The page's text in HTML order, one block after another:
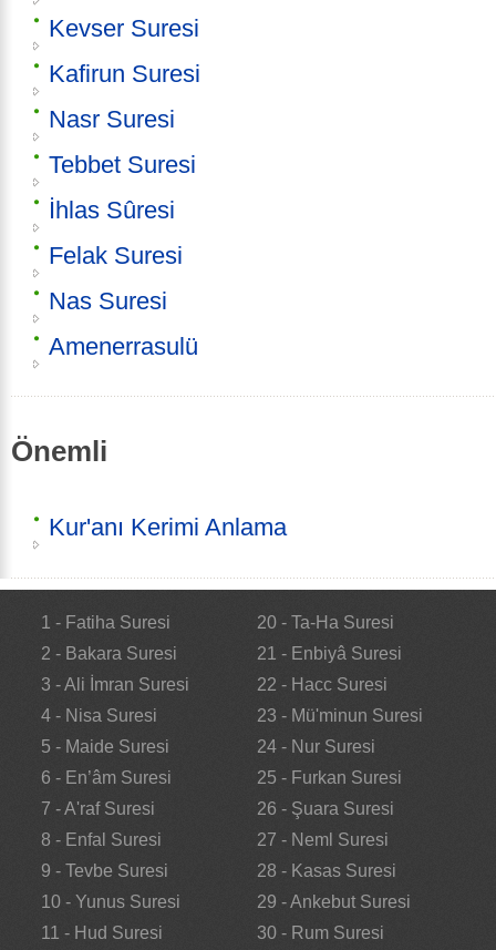
Kevser Suresi
Kafirun Suresi
Nasr Suresi
Tebbet Suresi
İhlas Sûresi
Felak Suresi
Nas Suresi
Amenerrasulü
Önemli
Kur'anı Kerimi Anlama
1 - Fatiha Suresi
2 - Bakara Suresi
3 - Ali İmran Suresi
4 - Nisa Suresi
5 - Maide Suresi
6 - En’âm Suresi
7 - A'raf Suresi
8 - Enfal Suresi
9 - Tevbe Suresi
10 - Yunus Suresi
11 - Hud Suresi
20 - Ta-Ha Suresi
21 - Enbiyâ Suresi
22 - Hacc Suresi
23 - Mü'minun Suresi
24 - Nur Suresi
25 - Furkan Suresi
26 - Şuara Suresi
27 - Neml Suresi
28 - Kasas Suresi
29 - Ankebut Suresi
30 - Rum Suresi